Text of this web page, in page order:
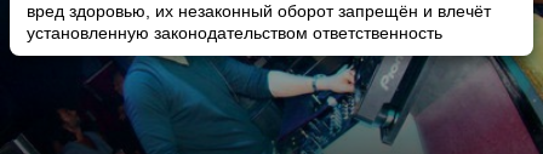
вред здоровью, их незаконный оборот запрещён и влечёт
установленную законодательством ответственность
Francesco Diaz & Young Rebels